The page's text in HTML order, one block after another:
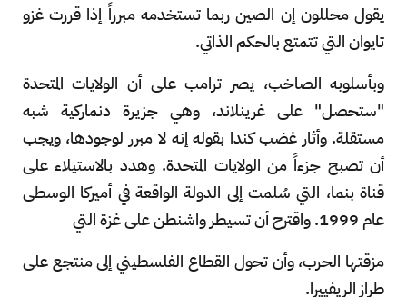
يقول محللون إن الصين ربما تستخدمه مبرراً إذا قررت غزو
تايوان التي تتمتع بالحكم الذاتي.
وبأسلوبه الصاخب، يصر ترامب على أن الولايات المتحدة
"ستحصل" على غرينلاند، وهي جزيرة دنماركية شبه
مستقلة. وأثار غضب كندا بقوله إنه لا مبرر لوجودها، ويجب
أن تصبح جزءاً من الولايات المتحدة. وهدد بالاستيلاء على
قناة بنما، التي سُلمت إلى الدولة الواقعة في أميركا الوسطى
عام 1999. واقترح أن تسيطر واشنطن على غزة التي
مزقتها الحرب، وأن تحول القطاع الفلسطيني إلى منتجع على
طراز الريفييرا.